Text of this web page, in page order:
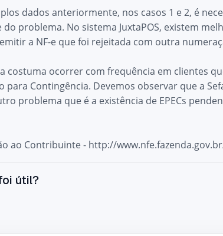
dados anteriormente, nos casos 1 e 2, é
do problema. No sistema JuxtaPOS, existem
a NF-e que foi rejeitada com outra
costuma ocorrer com frequência em clientes
para Contingência. Devemos observar que a
problema que é a existência de EPECs
ao Contribuinte - http://
útil?